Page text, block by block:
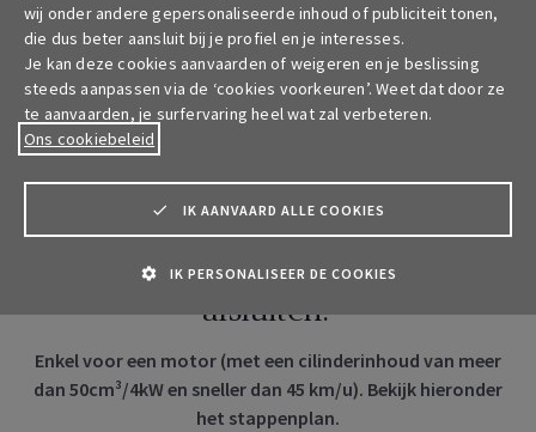
Dan kan je terecht bij deOmbudsman van de
verzekeringen
Opent in een nieuw tab
, de Meeûssquare 35, 1000
Brussel.
Hoe je Motorverzekering online
afsluiten?
Enkel voor een motor (met een cilinderinhoud van meer
dan 50cm³/4kW en sneller dan 45 km/u). Bekijk hieronder
het stappenplan.
wij onder andere gepersonaliseerde inhoud of publiciteit tonen,
die dus beter aansluit bij je profiel en je interesses.
Je kan deze cookies aanvaarden of weigeren en je beslissing
steeds aanpassen via de ‘cookies voorkeuren’. Weet dat door ze
te aanvaarden, je surfervaring heel wat zal verbeteren.
Ons cookiebeleid
IK AANVAARD ALLE COOKIES
IK PERSONALISEER DE COOKIES